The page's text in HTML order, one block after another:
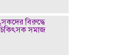
বিরুদ্ধে
সমাজ